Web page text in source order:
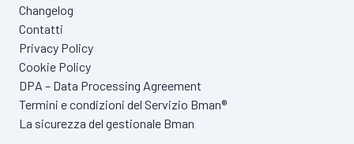
Changelog
Contatti
Privacy Policy
Cookie Policy
DPA – Data Processing Agreement
Termini e condizioni del Servizio Bman®
La sicurezza del gestionale Bman